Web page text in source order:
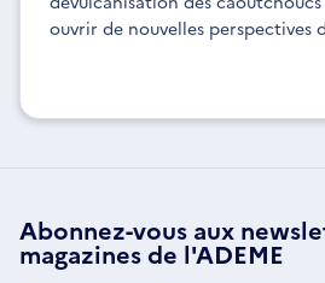
ouvrir de nouvelles perspectives
Abonnez-vous aux
magazines de l'ADEME